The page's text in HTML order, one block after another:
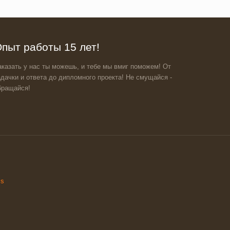
работы 15 лет!
у нас ты можешь, и тебе мы вмиг поможем! От
и ответа до дипломного проекта! Не смущайся -